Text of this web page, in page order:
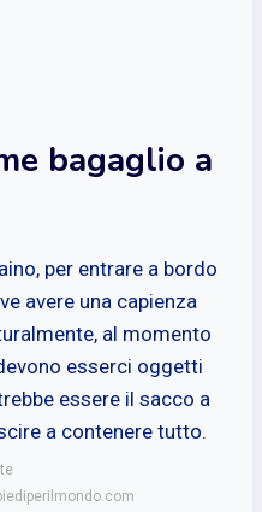
bagaglio a
per entrare a bordo
avere una capienza
al momento
esserci oggetti
essere il sacco a
a contenere tutto.